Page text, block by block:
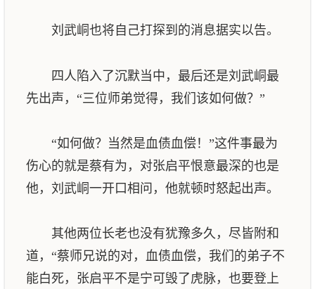
刘武峒也将自己打探到的消息据实以告。
四人陷入了沉默当中，最后还是刘武峒最
先出声，“三位师弟觉得，我们该如何做？”
“如何做？当然是血债血偿！”这件事最为
伤心的就是蔡有为，对张启平恨意最深的也是
他，刘武峒一开口相问，他就顿时怒起出声。
其他两位长老也没有犹豫多久，尽皆附和
道，“蔡师兄说的对，血债血偿，我们的弟子不
能白死，张启平不是宁可毁了虎脉，也要登上